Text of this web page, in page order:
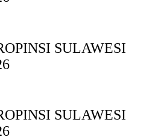
SULAWESI
SULAWESI